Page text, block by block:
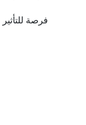
— فرصة